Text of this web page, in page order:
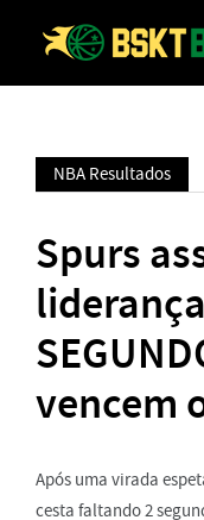
NBA Resultados
Spurs
vencem
Após uma virada
cesta faltando 2